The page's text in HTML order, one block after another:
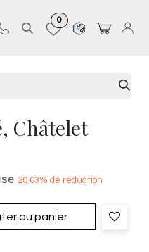
0
Châtelet
20.03% de réduction
au panier